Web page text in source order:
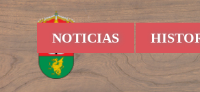
NOTICIAS